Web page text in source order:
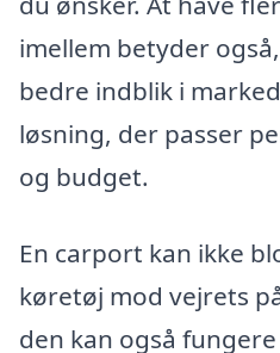
imellem betyder
bedre indblik i
løsning, der passer
og budget.
En carport kan ikke
køretøj mod vejrets
den kan også